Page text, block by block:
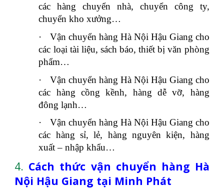
các hàng chuyển nhà, chuyển công ty,
chuyển kho xưởng…
·
Vận chuyển hàng Hà Nội Hậu Giang cho
các loại tài liệu, sách báo, thiết bị văn phòng
phẩm…
·
Vận chuyển hàng Hà Nội Hậu Giang cho
các hàng cồng kềnh, hàng dễ vỡ, hàng
đông lạnh…
·
Vận chuyển hàng Hà Nội Hậu Giang cho
các hàng sỉ, lẻ, hàng nguyên kiện, hàng
xuất – nhập khẩu…
4. Cách thức vận chuyển hàng Hà
Nội Hậu Giang tại Minh Phát